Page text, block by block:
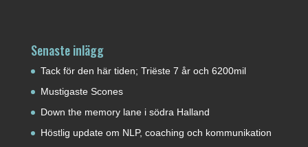
Senaste inlägg
Tack för den här tiden; Triëste 7 år och 6200mil
Mustigaste Scones
Down the memory lane i södra Halland
Höstlig update om NLP, coaching och kommunikation